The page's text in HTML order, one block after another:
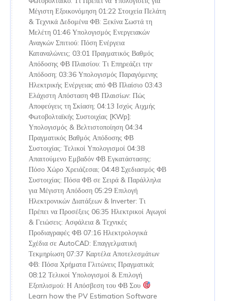
Μέγιστη Εξοικονόμηση 01:22 Στοιχεία Πελάτη
& Τεχνικά Δεδομένα ΦΒ: Ξεκίνα Σωστά τη
Μελέτη 01:46 Υπολογισμός Ενεργειακών
Αναγκών Σπιτιού: Πόση Ενέργεια
Καταναλώνεις; 03:01 Πραγματικός Βαθμός
Απόδοσης ΦΒ Πλαισίου: Τι Επηρεάζει την
Απόδοση; 03:36 Υπολογισμός Παραγόμενης
Ηλεκτρικής Ενέργειας από ΦΒ Πλαίσιο 03:43
Ελάχιστη Απόσταση ΦΒ Πλαισίων: Πώς
Αποφεύγεις τη Σκίαση; 04:13 Ισχύς Αιχμής
Φωτοβολταϊκής Συστοιχίας [KWp]:
Υπολογισμός & Βελτιστοποίηση 04:34
Πραγματικός Βαθμός Απόδοσης ΦΒ
Συστοιχίας: Τελικοί Υπολογισμοί 04:38
Απαιτούμενο Εμβαδόν ΦΒ Εγκατάστασης:
Πόσο Χώρο Χρειάζεσαι; 04:48 Σχεδιασμός ΦΒ
Συστοιχίας: Πόσα ΦΒ σε Σειρά & Παράλληλα
για Μέγιστη Απόδοση 05:29 Επιλογή
Ηλεκτρονικών Διατάξεων & Inverter: Τι
Πρέπει να Προσέξεις 06:35 Ηλεκτρικοί Αγωγοί
& Γειώσεις: Ασφάλεια & Τεχνικές
Προδιαγραφές ΦΒ 07:16 Ηλεκτρολογικά
Σχέδια σε AutoCAD: Επαγγελματική
Τεκμηρίωση 07:37 Καρτέλα Αποτελεσμάτων
ΦΒ: Πόσα Χρήματα Γλιτώνεις Πραγματικά;
08:12 Τελικοί Υπολογισμοί & Επιλογή
Εξοπλισμού: Η Απόσβεση του ΦΒ Σου
Learn how the PV Estimation Software